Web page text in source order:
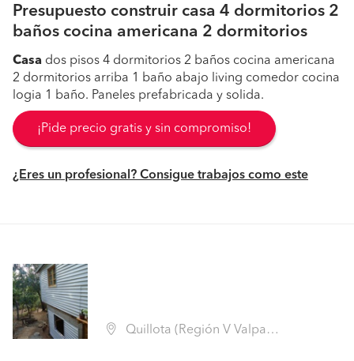
Presupuesto construir casa 4 dormitorios 2
baños cocina americana 2 dormitorios
Casa dos pisos 4 dormitorios 2 baños cocina americana
2 dormitorios arriba 1 baño abajo living comedor cocina
logia 1 baño. Paneles prefabricada y solida.
¡Pide precio gratis y sin compromiso!
¿Eres un profesional? Consigue trabajos como este
Quillota (Región V Valparaíso - Quillota)